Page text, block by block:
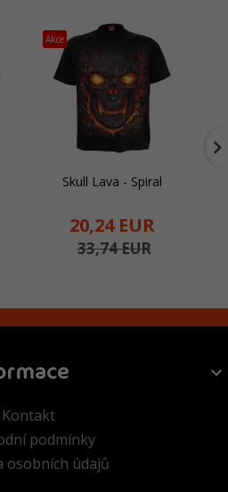
Akce
Skull Lava - Spiral
20,24 EUR
33,74 EUR
Kontakt
podmínky
osobních údajů